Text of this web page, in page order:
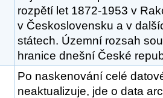
rozpětí let 1872-1953 v
v Československu a v
státech. Územní rozsah
hranice dnešní České
Po naskenování celé
neaktualizuje, jde o data